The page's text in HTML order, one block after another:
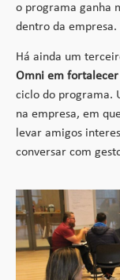
o programa ganha
dentro da empresa.
Há ainda um
Omni em fortalecer
ciclo do programa.
na empresa, em
levar amigos
conversar com